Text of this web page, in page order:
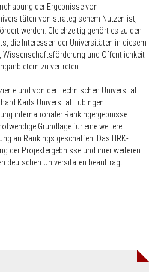
der Ergebnisse von
von strategischem Nutzen ist,
werden. Gleichzeitig gehört es zu den
die Interessen der Universitäten in diesem
und Öffentlichkeit
zu vertreten.
und von der Technischen Universität
Karls Universität Tübingen
internationaler Rankingergebnisse
Grundlage für eine weitere
an Rankings geschaffen. Das HRK-
der Projektergebnisse und ihrer weiteren
deutschen Universitäten beauftragt.